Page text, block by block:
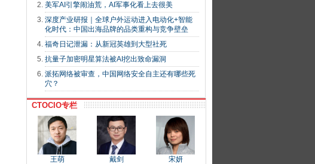
美军AI引擎闹油荒，AI军事化看上去很美
深度产业研报｜全球户外运动进入电动化+智能
化时代：中国出海品牌的品类重构与竞争壁垒
福奇日记泄漏：从新冠英雄到大型社死
抗量子加密明星算法被AI挖出致命漏洞
派拓网络被审查，中国网络安全自主还有哪些死
穴？
CTOCIO专栏
王萌 戴剑 宋妍